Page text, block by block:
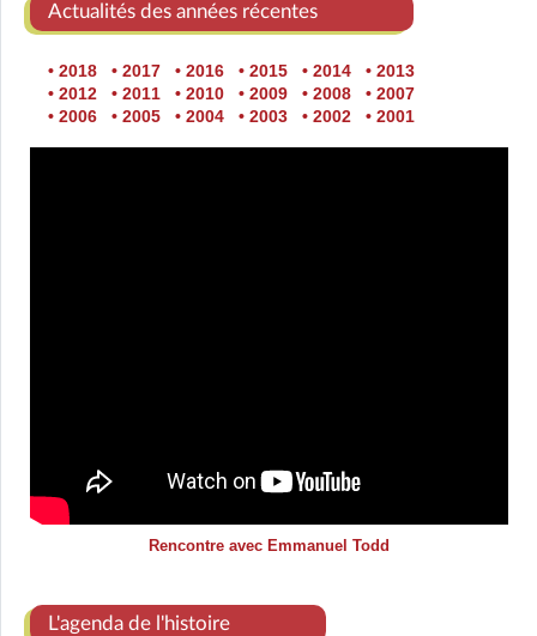
Actualités des années récentes
• 2018 • 2017 • 2016 • 2015 • 2014
• 2013
• 2012
• 2011 • 2010 • 2009 • 2008
• 2007
• 2006
• 2005 • 2004 • 2003 • 2002 • 2001
Rencontre avec Emmanuel Todd
L'agenda de l'histoire